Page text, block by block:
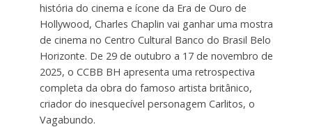
história do cinema e ícone da Era de Ouro de
Hollywood, Charles Chaplin vai ganhar uma mostra
de cinema no Centro Cultural Banco do Brasil Belo
Horizonte. De 29 de outubro a 17 de novembro de
2025, o CCBB BH apresenta uma retrospectiva
completa da obra do famoso artista britânico,
criador do inesquecível personagem Carlitos, o
Vagabundo.